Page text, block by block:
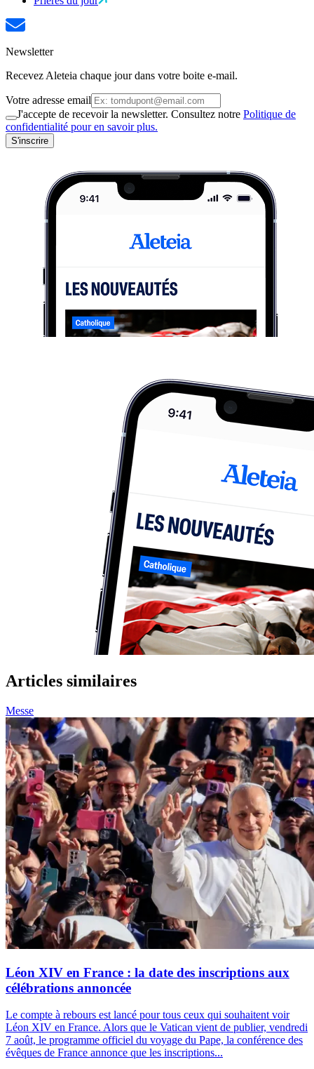
Newsletter
Recevez Aleteia chaque jour dans votre boite e-mail.
Votre adresse email
J'accepte de recevoir la newsletter. Consultez notre Politique de
confidentialité pour en savoir plus.
S'inscrire
Articles similaires
Messe
Léon XIV en France : la date des inscriptions aux
célébrations annoncée
Le compte à rebours est lancé pour tous ceux qui souhaitent voir
Léon XIV en France. Alors que le Vatican vient de publier, vendredi
7 août, le programme officiel du voyage du Pape, la conférence des
évêques de France annonce que les inscriptions...